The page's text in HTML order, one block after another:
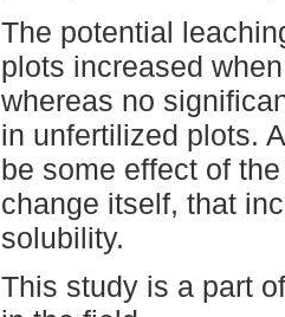
The potential
plots increased
whereas no
in unfertilized plots.
be some effect of
change itself, that
solubility.
This study is a part